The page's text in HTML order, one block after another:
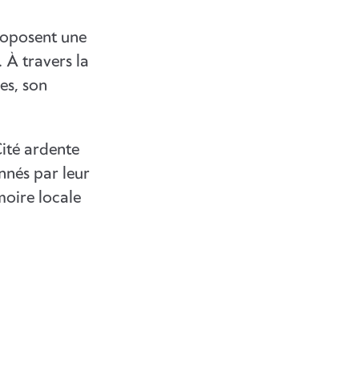
une
À travers la
son
ardente
par leur
locale